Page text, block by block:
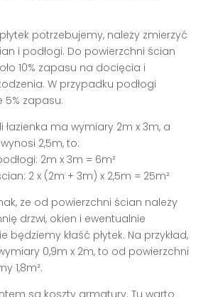
potrzebujemy, należy zmierzyć
i podłogi. Do powierzchni ścian
10% zapasu na docięcia i
W przypadku podłogi
5% zapasu.
łazienka ma wymiary 2m x 3m, a
2,5m, to:
2m x 3m = 6m²
2 x (2m + 3m) x 2,5m = 25m²
że od powierzchni ścian należy
drzwi, okien i ewentualnie
będziemy kłaść płytek. Na przykład,
0,9m x 2m, to od powierzchni
1,8m².
są koszty armatury. Tu warto